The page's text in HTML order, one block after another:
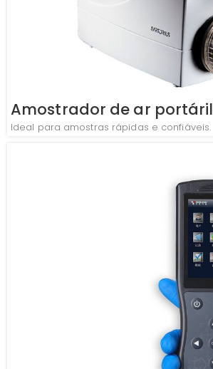
Amostrador de ar portáril
Ideal para amostras rápidas e confiáveis.